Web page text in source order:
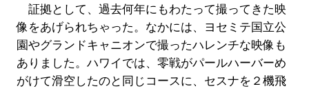
証拠として、過去何年にもわたって撮ってきた映
像をあげられちゃった。なかには、ヨセミテ国立公
園やグランドキャニオンで撮ったハレンチな映像も
ありました。ハワイでは、零戦がパールハーバーめ
がけて滑空したのと同じコースに、セスナを２機飛